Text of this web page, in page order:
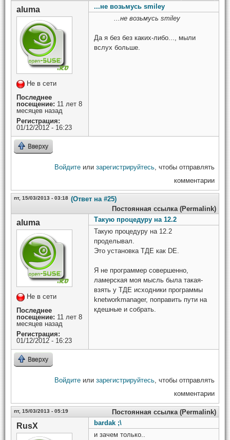
aluma
Не в сети
Последнее
посещение: 11 лет 8
месяцев назад
Регистрация:
01/12/2012 - 16:23
...не возьмусь smiley
...не возьмусь smiley
Да я без без каких-либо..., мыли
вслух больше.
Вверху
Войдите или зарегистрируйтесь , чтобы отправлять
комментарии
пт, 15/03/2013 - 03:18 (Ответ на #25)
Постоянная ссылка (Permalink)
aluma
Не в сети
Последнее
посещение: 11 лет 8
месяцев назад
Регистрация:
01/12/2012 - 16:23
Такую процедуру на 12.2
Такую процедуру на 12.2
проделывал.
Это установка ТДЕ как DE.
Я не программер совершенно,
ламерская моя мысль была такая-
взять у ТДЕ исходники программы
knetworkmanager, поправить пути на
кдешные и собрать.
Вверху
Войдите или зарегистрируйтесь , чтобы отправлять
комментарии
пт, 15/03/2013 - 05:19 Постоянная ссылка (Permalink)
RusX
bardak ;\
и зачем только..